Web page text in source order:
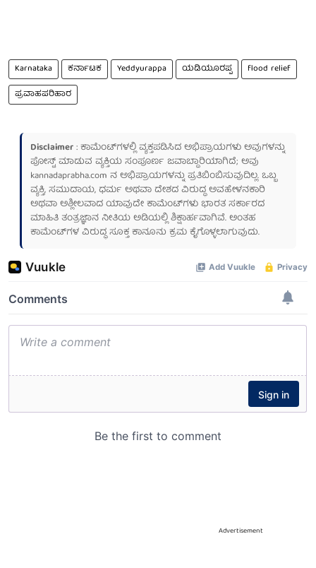
Karnataka ಕರ್ನಾಟಕ Yeddyurappa ಯಡಿಯೂರಪ್ಪ
flood relief
ಪ್ರವಾಹಪರಿಹಾರ
Disclaimer: ಕಾಮೆಂಟ್‌ಗಳಲ್ಲಿ ವ್ಯಕ್ತಪಡಿಸಿದ ಅಭಿಪ್ರಾಯಗಳು ಅವುಗಳನ್ನು
ಪೋಸ್ಟ್ ಮಾಡುವ ವ್ಯಕ್ತಿಯ ಸಂಪೂರ್ಣ ಜವಾಬ್ದಾರಿಯಾಗಿದೆ; ಅವು
kannadaprabha.com ನ ಅಭಿಪ್ರಾಯಗಳನ್ನು ಪ್ರತಿಬಿಂಬಿಸುವುದಿಲ್ಲ. ಒಬ್ಬ
ವ್ಯಕ್ತಿ, ಸಮುದಾಯ, ಧರ್ಮ ಅಥವಾ ದೇಶದ ವಿರುದ್ಧ ಅವಹೇಳನಕಾರಿ
ಅಥವಾ ಅಶ್ಲೀಲವಾದ ಯಾವುದೇ ಕಾಮೆಂಟ್‌ಗಳು ಭಾರತ ಸರ್ಕಾರದ
ಮಾಹಿತಿ ತಂತ್ರಜ್ಞಾನ ನೀತಿಯ ಅಡಿಯಲ್ಲಿ ಶಿಕ್ಷಾರ್ಹವಾಗಿವೆ. ಅಂತಹ
ಕಾಮೆಂಟ್‌ಗಳ ವಿರುದ್ಧ ಸೂಕ್ತ ಕಾನೂನು ಕ್ರಮ ಕೈಗೊಳ್ಳಲಾಗುವುದು.
Advertisement